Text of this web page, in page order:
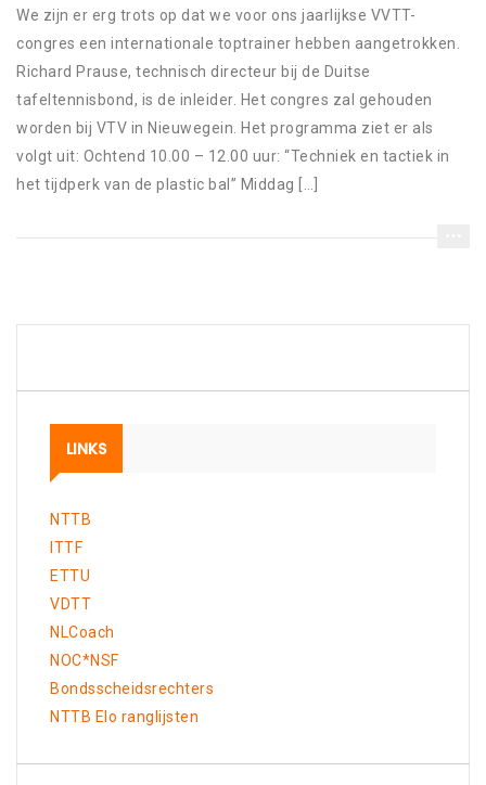
We zijn er erg trots op dat we voor ons jaarlijkse VVTT-
congres een internationale toptrainer hebben aangetrokken.
Richard Prause, technisch directeur bij de Duitse
tafeltennisbond, is de inleider. Het congres zal gehouden
worden bij VTV in Nieuwegein. Het programma ziet er als
volgt uit: Ochtend 10.00 – 12.00 uur: “Techniek en tactiek in
het tijdperk van de plastic bal” Middag […]
LINKS
NTTB
ITTF
ETTU
VDTT
NLCoach
NOC*NSF
Bondsscheidsrechters
NTTB Elo ranglijsten